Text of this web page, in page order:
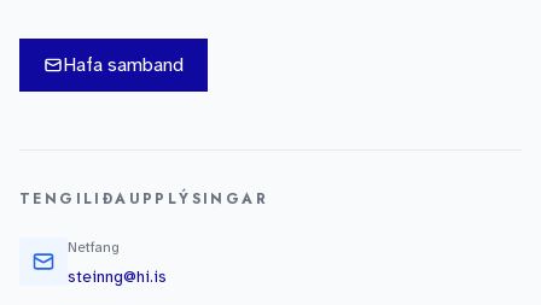
Hafa samband
TENGILIÐAUPPLÝSINGAR
Netfang
steinng@hi.is